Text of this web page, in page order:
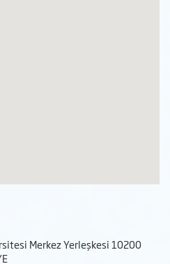
Merkez Yerleşkesi 10200